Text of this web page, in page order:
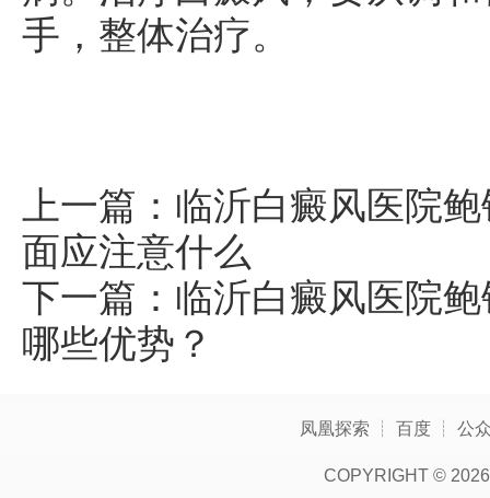
手，整体治疗。
上一篇： 临沂白癜风医院
面应注意什么
下一篇： 临沂白癜风医院
哪些优势？
凤凰探索 ┊ 百度 ┊ 公
COPYRIGHT ©